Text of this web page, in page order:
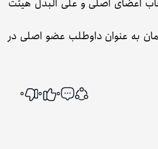
اعضای اصلی و علی البدل هیئت
به عنوان داوطلب عضو اصلی در
اشتراک گذاری
0
0
0